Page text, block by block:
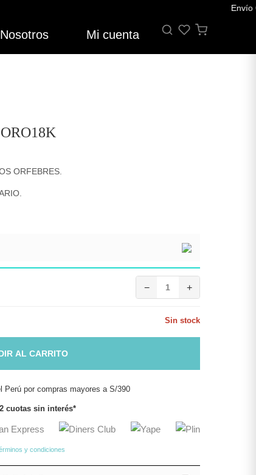
Envío
Nosotros Mi cuenta
ORFEBRES.
− 1 +
Sin stock
AL CARRITO
Perú por compras mayores a S/390
cuotas sin interés*
y condiciones